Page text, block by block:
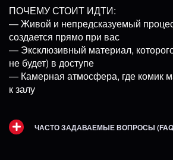
ПОЧЕМУ СТОИТ ИДТИ:
— Живой и непредсказуемый
создается прямо при вас
— Эксклюзивный материал,
не будет) в доступе
— Камерная атмосфера, где комик
к залу
ЧАСТО ЗАДАВАЕМЫЕ ВОПРОСЫ